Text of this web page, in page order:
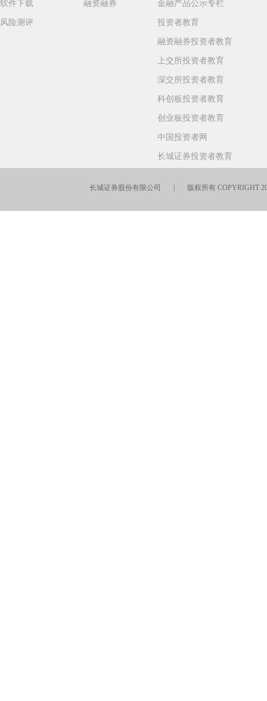
软件下载
风险测评
融资融券 金融产品公示专栏
投资者教育
融资融券投资者教育
上交所投资者教育
深交所投资者教育
科创板投资者教育
创业板投资者教育
中国投资者网
长城证券投资者教育
长城证券股份有限公司 | 版权所有 COPYRIGHT